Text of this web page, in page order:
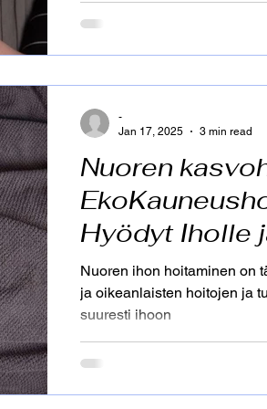
ja stressiä.
kehostaan kuin
hyvinvoinnin ammattilaisen
tärkeää nuorelle? Kosketus
Nuoren
Hyödyt Iholle
Nuoren ihon hoitaminen on
ja oikeanlaisten hoitojen ja
suuresti ihoon
-
Jan 17, 2025
3 min read